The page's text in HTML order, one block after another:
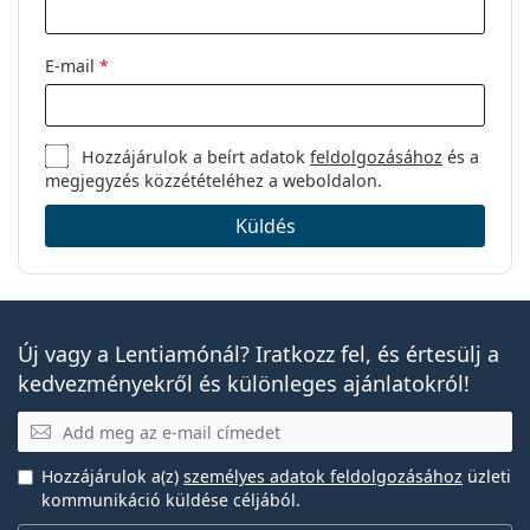
Meddig viselhető a Biotrue ONEday?
Mi a különbség a 30, 90 és 180 darabos Biotrue
ONEday csomagok között?
Egyéb napi eldobható
kontaktlencsék
Acuvue Oasys 1-Day with HydraLuxe
Lenjoy 1 Day Comfort
Miru 1 day
Precision1
SofLens Daily Disposable
dobozonként:
180
Súly:
564 g
Egyéb
Kategória:
Napi kontaktlencsék
Kontaktlencsék
Szférikus és aszférikus lencsék
E-mail *
Hozzájárulok a beírt adatokfeldolgozásához és a
megjegyzés közzétételéhez a weboldalon.
Küldés
Új vagy a Lentiamónál? Iratkozz fel, és értesülj a
kedvezményekről és különleges ajánlatokról!
E-mail
Hozzájárulok a(z) személyes adatok feldolgozásához üzleti
kommunikáció küldése céljából.